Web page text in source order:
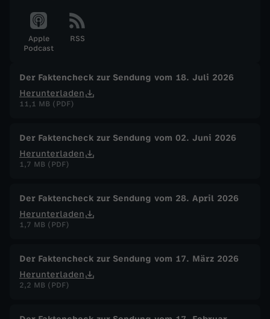
a
r
a
c
h
a
t
Apple
Podcast
RSS
Der Faktencheck zur Sendung vom 18. Juli 2026
Herunterladen
11,1 MB (PDF)
Der Faktencheck zur Sendung vom 02. Juni 2026
Herunterladen
1,7 MB (PDF)
Der Faktencheck zur Sendung vom 28. April 2026
Herunterladen
1,7 MB (PDF)
Der Faktencheck zur Sendung vom 17. März 2026
Herunterladen
2,2 MB (PDF)